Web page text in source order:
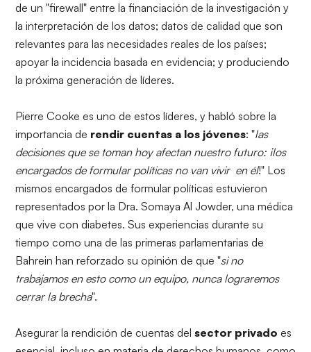
de un "firewall" entre la financiación de la investigación y
la interpretación de los datos; datos de calidad que son
relevantes para las necesidades reales de los países;
apoyar la incidencia basada en evidencia; y produciendo
la próxima generación de líderes.
Pierre Cooke es uno de estos líderes, y habló sobre la
importancia de rendir cuentas a los jóvenes: "las
decisiones que se toman hoy afectan nuestro futuro: ¡los
encargados de formular políticas no van vivir en él!" Los
mismos encargados de formular políticas estuvieron
representados por la Dra. Somaya Al Jowder, una médica
que vive con diabetes. Sus experiencias durante su
tiempo como una de las primeras parlamentarias de
Bahrein han reforzado su opinión de que "si no
trabajamos en esto como un equipo, nunca lograremos
cerrar la brecha".
Asegurar la rendición de cuentas del sector privado es